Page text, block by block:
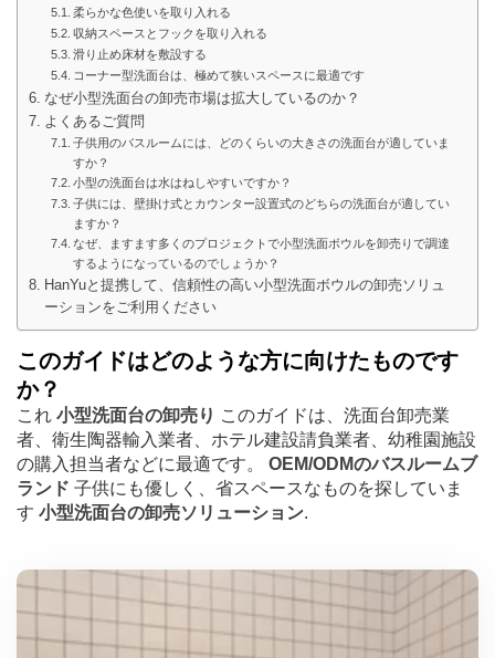
柔らかな色使いを取り入れる
収納スペースとフックを取り入れる
滑り止め床材を敷設する
コーナー型洗面台は、極めて狭いスペースに最適です
なぜ小型洗面台の卸売市場は拡大しているのか？
よくあるご質問
子供用のバスルームには、どのくらいの大きさの洗面台が適していま
すか？
小型の洗面台は水はねしやすいですか？
子供には、壁掛け式とカウンター設置式のどちらの洗面台が適してい
ますか？
なぜ、ますます多くのプロジェクトで小型洗面ボウルを卸売りで調達
するようになっているのでしょうか？
HanYuと提携して、信頼性の高い小型洗面ボウルの卸売ソリュ
ーションをご利用ください
このガイドはどのような方に向けたものです
か？
これ 小型洗面台の卸売り このガイドは、洗面台卸売業
者、衛生陶器輸入業者、ホテル建設請負業者、幼稚園施設
の購入担当者などに最適です。 OEM/ODMのバスルームブ
ランド 子供にも優しく、省スペースなものを探していま
す 小型洗面台の卸売ソリューション.